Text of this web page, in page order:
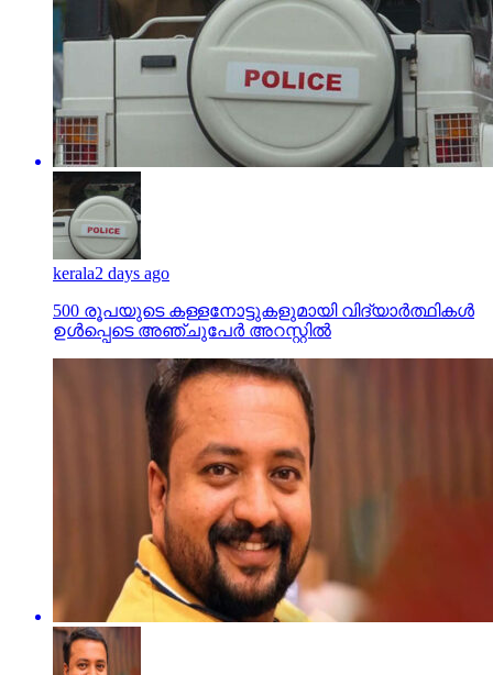
kerala2 days ago
500 രൂപയുടെ കള്ളനോട്ടുകളുമായി വിദ്യാര്‍ത്ഥികള്‍
ഉള്‍പ്പെടെ അഞ്ചുപേര്‍ അറസ്റ്റില്‍